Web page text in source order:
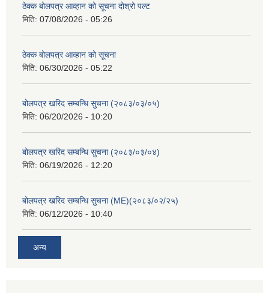
ठेक्क बोलपत्र आव्हान को सूचना दोश्रो पल्ट
मिति: 07/08/2026 - 05:26
ठेक्क बोलपत्र आव्हान को सूचना
मिति: 06/30/2026 - 05:22
बोलपत्र खरिद सम्बन्धि सुचना (२०८३/०३/०५)
मिति: 06/20/2026 - 10:20
बोलपत्र खरिद सम्बन्धि सुचना (२०८३/०३/०४)
मिति: 06/19/2026 - 12:20
बोलपत्र खरिद सम्बन्धि सुचना (ME)(२०८३/०२/२५)
मिति: 06/12/2026 - 10:40
अन्य